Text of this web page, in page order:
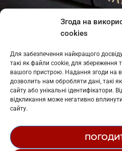
Згода на
cookies
Для забезпечення найкращого
такі як файли cookie, для збереження
вашого пристрою. Надання згоди на
дозволить нам обробляти дані, такі
сайту або унікальні ідентифікатори.
відкликання може негативно
сайту.
: L11-01410
: L11-01801
Косів: L11-01805
Гарасимів: L11-02274